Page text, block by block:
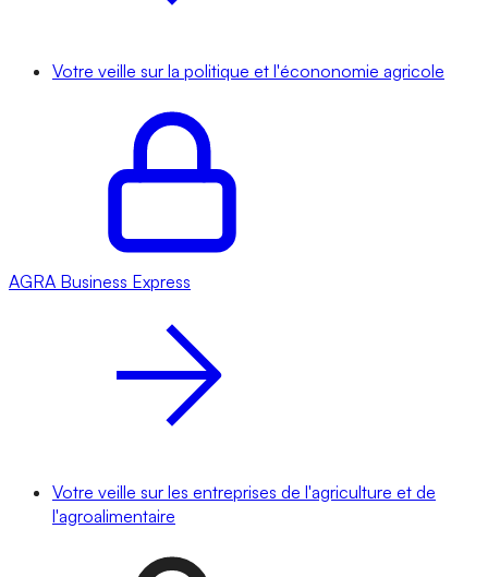
Votre veille sur la politique et l'écononomie agricole
AGRA Business Express
Votre veille sur les entreprises de l'agriculture et de
l'agroalimentaire